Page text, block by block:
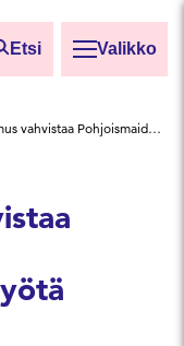
Etsi Valikko
INSTA-sopimus vahvistaa Pohjoismaiden standardointiyhteistyötä